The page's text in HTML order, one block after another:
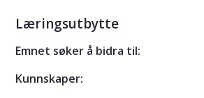
Læringsutbytte
Emnet søker å bidra til:
Kunnskaper: